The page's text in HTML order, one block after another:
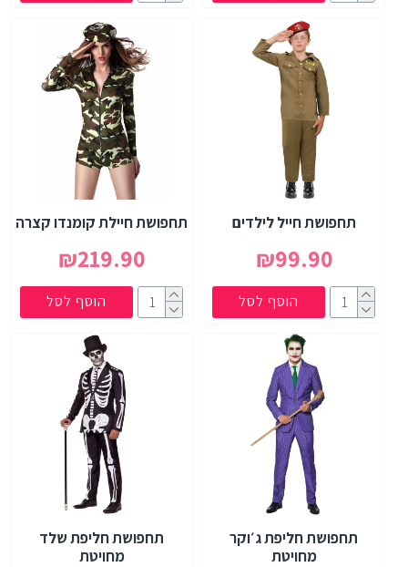
תחפושת חייל לילדים
₪99.90
הוסף לסל
תחפושת חיילת קומנדו קצרה
₪219.90
הוסף לסל
תחפושת חליפת ג׳וקר
מחויטת
תחפושת חליפת שלד
מחויטת